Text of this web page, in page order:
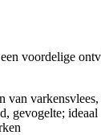
voordelige
van varkensvlees,
gevogelte; ideaal